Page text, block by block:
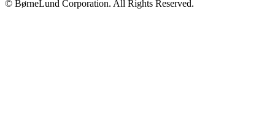
© BørneLund Corporation. All Rights Reserved.